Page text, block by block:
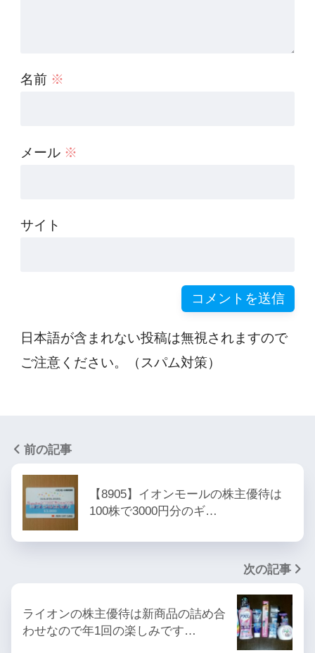
名前 ※
メール ※
サイト
日本語が含まれない投稿は無視されますので
ご注意ください。（スパム対策）
前の記事
【8905】イオンモールの株主優待は
100株で3000円分のギ…
次の記事
ライオンの株主優待は新商品の詰め合
わせなので年1回の楽しみです…